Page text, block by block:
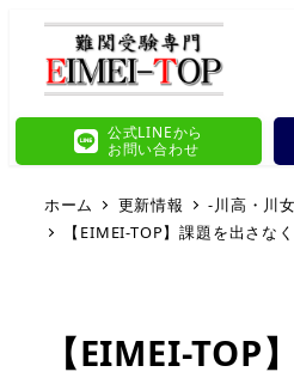
公式LINEから
お問い合わせ
ホーム 更新情報
-川高・川
【EIMEI-TOP】課題を出さな
【EIMEI-TOP